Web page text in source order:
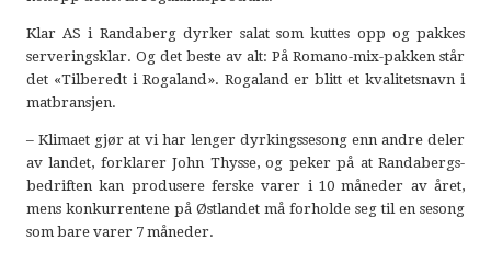
Klar AS i Randaberg dyrker salat som kuttes opp og pakkes
serveringsklar. Og det beste av alt: På Romano-mix-pakken står
det «Tilberedt i Rogaland». Rogaland er blitt et kvalitetsnavn i
matbransjen.
– Klimaet gjør at vi har lenger dyrkingssesong enn andre deler
av landet, forklarer John Thysse, og peker på at Randabergs-
bedriften kan produsere ferske varer i 10 måneder av året,
mens konkurrentene på Østlandet må forholde seg til en sesong
som bare varer 7 måneder.